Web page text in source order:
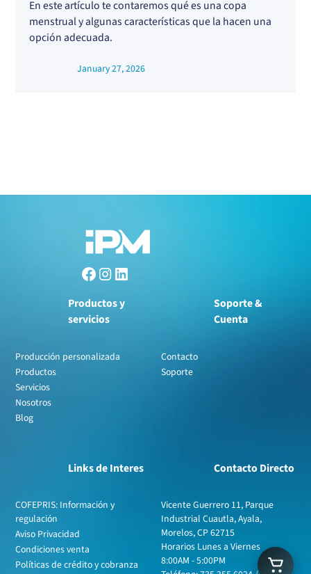
En este artículo te contaremos qué es una copa
menstrual y algunas características que la hacen una
opción adecuada.
January 27, 2026
Productos y
servicios
Producción personalizada
Productos
Servicios
Nosotros
Blog
Soporte &
Cuenta
Contacto
Soporte
Links de Interes
COFEPRIS: Información y
regulación
Aviso Privacidad
Condiciones venta
Políticas de crédito y cobranza
Contacto Directo
Vicente Guerrero 11, Parque
Industrial Cuautla, Ayala,
Morelos, CP 62715
Horarios Lunes a Viernes
8:00AM - 5:00PM